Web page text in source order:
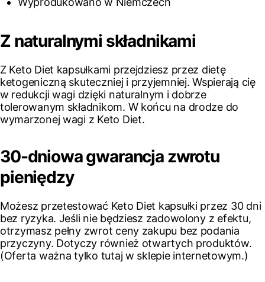
Z naturalnymi składnikami
Z Keto Diet kapsułkami przejdziesz przez dietę
ketogeniczną skuteczniej i przyjemniej. Wspierają cię
w redukcji wagi dzięki naturalnym i dobrze
tolerowanym składnikom. W końcu na drodze do
wymarzonej wagi z Keto Diet.
30-dniowa gwarancja zwrotu
pieniędzy
Możesz przetestować Keto Diet kapsułki przez 30 dni
bez ryzyka. Jeśli nie będziesz zadowolony z efektu,
otrzymasz pełny zwrot ceny zakupu bez podania
przyczyny. Dotyczy również otwartych produktów.
(Oferta ważna tylko tutaj w sklepie internetowym.)